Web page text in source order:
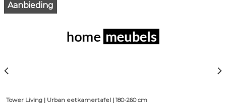
Aanbieding
Tower Living | Urban eetkamertafel | 180-260 cm